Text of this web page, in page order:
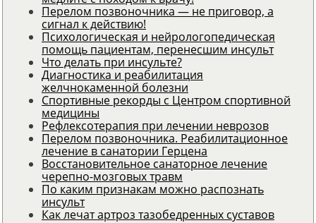
Перелом позвоночника — не приговор, а
сигнал к действию!
Психологическая и нейрологопедическая
помощь пациентам, перенесшим инсульт
Что делать при инсульте?
Диагностика и реабилитация
желчнокаменной болезни
Спортивные рекорды с Центром спортивной
медицины
Рефлексотерапия при лечении неврозов
Перелом позвоночника. Реабилитационное
лечение в санатории Герцена
Восстановительное санаторное лечение
черепно-мозговых травм
По каким признакам можно распознать
инсульт
Как лечат артроз тазобедренных суставов